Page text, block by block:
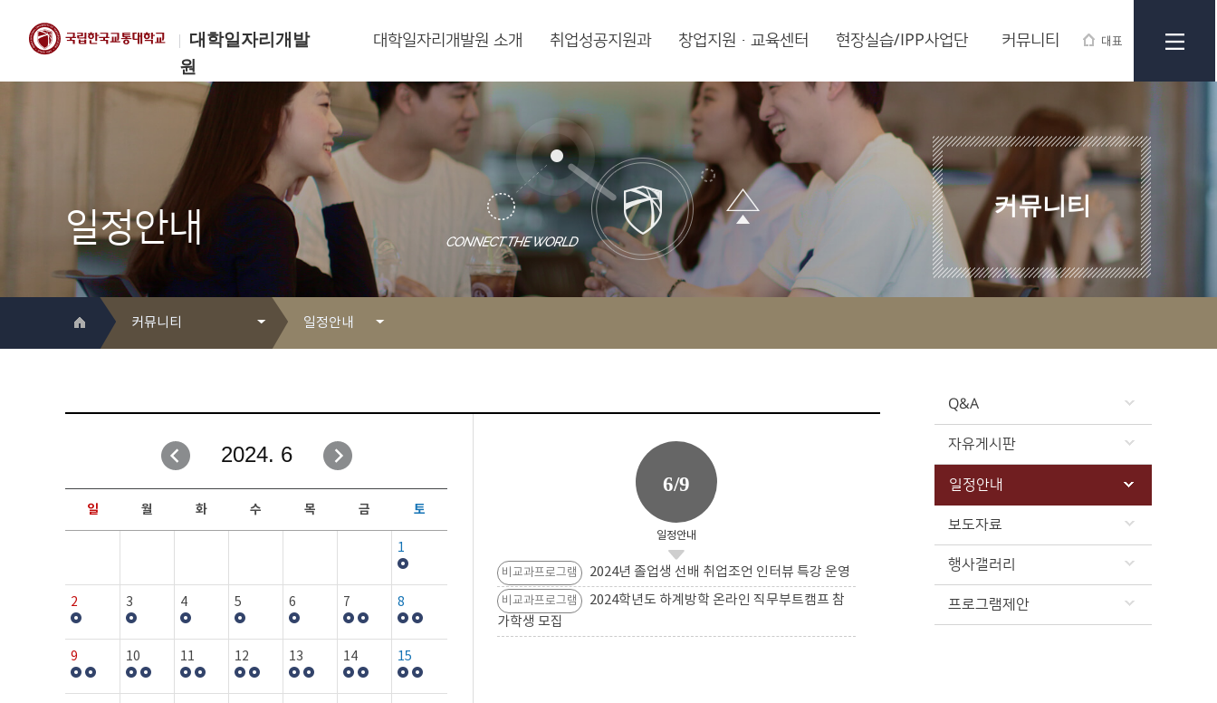
대학일자리개발
원
대표
한국교통대학교
대학일자리개발원
대학일자리개발원 소개 취업성공지원과 창업지원·교육센터 현장실습/IPP사업단 커뮤니티
일정안내
커뮤니티
커뮤니티
취업성공지원과
창업지원·교육센터
현장실습/IPP사업단
커뮤니티
일정안내
자유게시판
일정안내
보도자료
행사갤러리
Q&A
자유게시판
일정안내
보도자료
행사갤러리
프로그램제안
2024. 6
일 월 화 수 목 금 토
1
2 3 4 5 6 7 8
9 10 11 12 13 14 15
6/9
일정안내
비교과프로그램 2024년 졸업생 선배 취업조언 인터뷰 특강 운영
비교과프로그램
2024학년도 하계방학 온라인 직무부트캠프 참
가학생 모집